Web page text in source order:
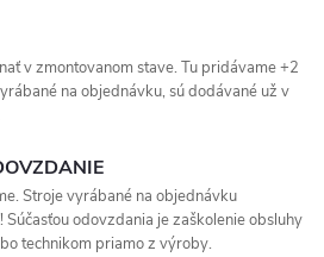
v zmontovanom stave. Tu pridávame +2
na objednávku, sú dodávané už v
Stroje vyrábané na objednávku
odovzdania je zaškolenie obsluhy
technikom priamo z výroby.